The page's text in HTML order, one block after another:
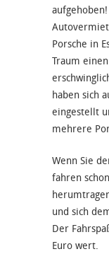
Porsche in
Traum
haben sich
eingestellt
mehrere
Wenn Sie
fahren
und sich
Der
Euro wert.